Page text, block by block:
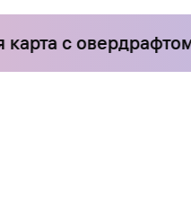
с овердрафтом